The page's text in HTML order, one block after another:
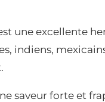
une excellente
indiens,
saveur forte et